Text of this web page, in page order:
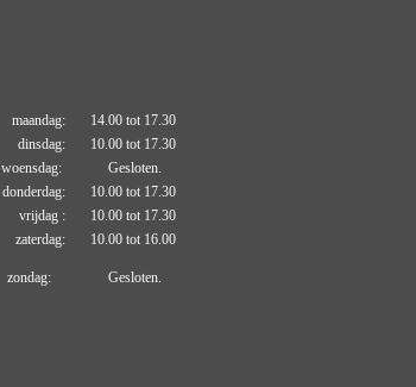
maandag: 14.00 tot 17.30
dinsdag: 10.00 tot 17.30
woensdag: Gesloten.
donderdag: 10.00 tot 17.30
vrijdag : 10.00 tot 17.30
zaterdag: 10.00 tot 16.00
zondag: Gesloten.